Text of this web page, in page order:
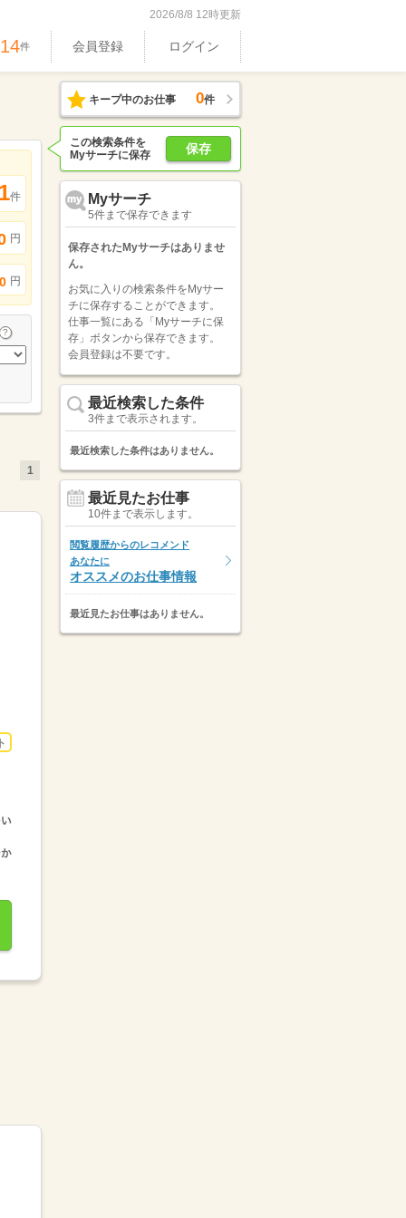
2026/8/8 12時更新
件 会員登録 ログイン
件
円
円
1
キープ中のお仕事 0件
保存
この検索条件を
Myサーチに保存
Myサーチ
5件まで保存できます
保存されたMyサーチはありませ
ん。
お気に入りの検索条件をMyサー
チに保存することができます。
仕事一覧にある「Myサーチに保
存」ボタンから保存できます。
会員登録は不要です。
最近検索した条件
3件まで表示されます。
最近検索した条件はありません。
最近見たお仕事
10件まで表示します。
閲覧履歴からのレコメンド
あなたに
オススメのお仕事情報
最近見たお仕事はありません。